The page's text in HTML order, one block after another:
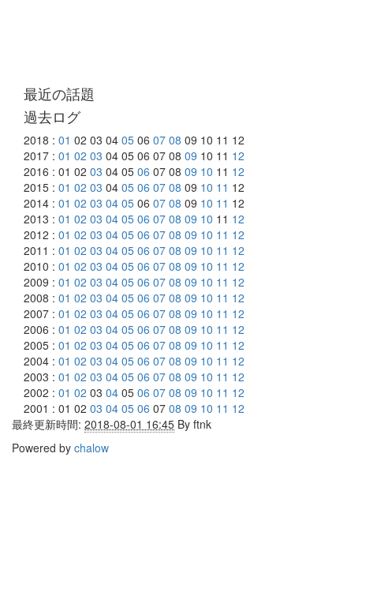
最近の話題
過去ログ
2018 : 01 02 03 04 05 06 07 08 09 10 11 12
2017 : 01 02 03 04 05 06 07 08 09 10 11 12
2016 : 01 02 03 04 05 06 07 08 09 10 11 12
2015 : 01 02 03 04 05 06 07 08 09 10 11 12
2014 : 01 02 03 04 05 06 07 08 09 10 11 12
2013 : 01 02 03 04 05 06 07 08 09 10 11 12
2012 : 01 02 03 04 05 06 07 08 09 10 11 12
2011 : 01 02 03 04 05 06 07 08 09 10 11 12
2010 : 01 02 03 04 05 06 07 08 09 10 11 12
2009 : 01 02 03 04 05 06 07 08 09 10 11 12
2008 : 01 02 03 04 05 06 07 08 09 10 11 12
2007 : 01 02 03 04 05 06 07 08 09 10 11 12
2006 : 01 02 03 04 05 06 07 08 09 10 11 12
2005 : 01 02 03 04 05 06 07 08 09 10 11 12
2004 : 01 02 03 04 05 06 07 08 09 10 11 12
2003 : 01 02 03 04 05 06 07 08 09 10 11 12
2002 : 01 02 03 04 05 06 07 08 09 10 11 12
2001 : 01 02 03 04 05 06 07 08 09 10 11 12
最終更新時間: 2018-08-01 16:45 By ftnk
Powered by chalow